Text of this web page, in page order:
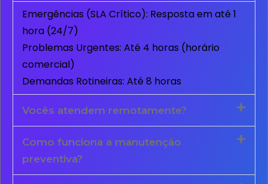
Emergências (SLA Crítico): Resposta em até 1
hora (24/7)
Problemas Urgentes: Até 4 horas (horário
comercial)
Demandas Rotineiras: Até 8 horas
Vocês atendem remotamente?
Como funciona a manutenção
preventiva?